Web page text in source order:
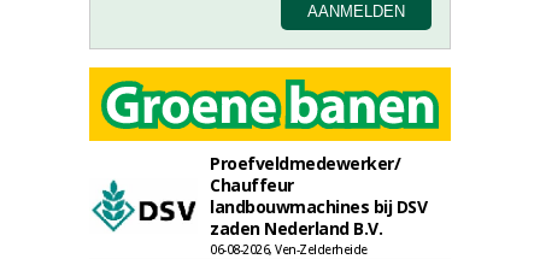
Proefveldmedewerker/
Chauffeur
landbouwmachines bij DSV
zaden Nederland B.V.
06-08-2026, Ven-Zelderheide